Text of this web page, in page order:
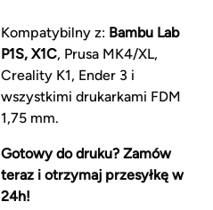
Kompatybilny z: Bambu Lab
P1S, X1C, Prusa MK4/XL,
Creality K1, Ender 3 i
wszystkimi drukarkami FDM
1,75 mm.
Gotowy do druku? Zamów
teraz i otrzymaj przesyłkę w
24h!